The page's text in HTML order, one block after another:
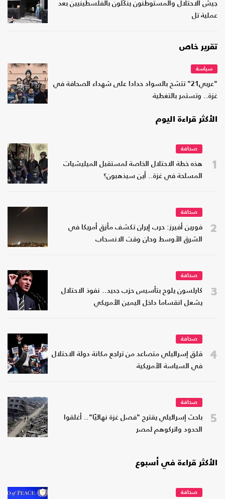
جيش الاحتلال والمستوطنون ينكّلون بالفلسطينيين بعد
عملية تل
تقرير خاص
سياسة
"عربي21" تتشح بالسواد حدادا على شهداء الصحافة في
غزة.. وتستمر بالتغطية
الأكثر قراءة اليوم
1
صحافة
هذه خطة الاحتلال الخاصة لمستقبل الميليشيات
المسلحة في غزة.. أين سيذهبون؟
2
صحافة
فورين أفيرز: حرب إيران تكشف مأزق أمريكا في
الشرق الأوسط وحان وقت الانسحاب
3
صحافة
كارلسون يلوح بتأسيس حزب جديد.. نفوذ الاحتلال
يشعل انقساما داخل اليمين الأمريكي
4
صحافة
قلق إسرائيلي متصاعد من تراجع مكانة دولة الاحتلال
في السياسة الأمريكية
5
صحافة
باحث إسرائيلي يقترح "فصل غزة نهائيًا".. أغلقوا
الحدود واتركوهم لمصر
الأكثر قراءة في أسبوع
صحافة